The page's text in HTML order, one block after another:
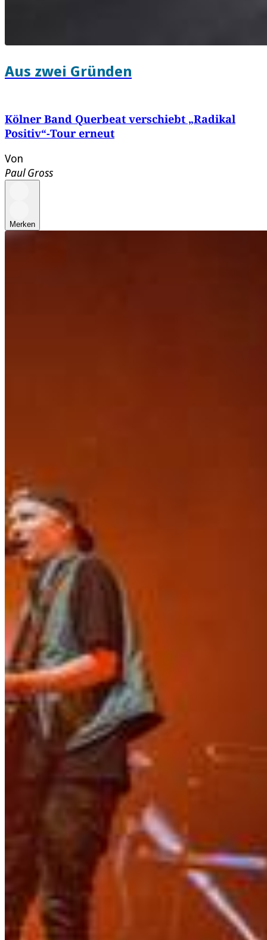
Aus zwei Gründen
Kölner Band Querbeat verschiebt „Radikal
Positiv“-Tour erneut
Von
Paul Gross
Merken